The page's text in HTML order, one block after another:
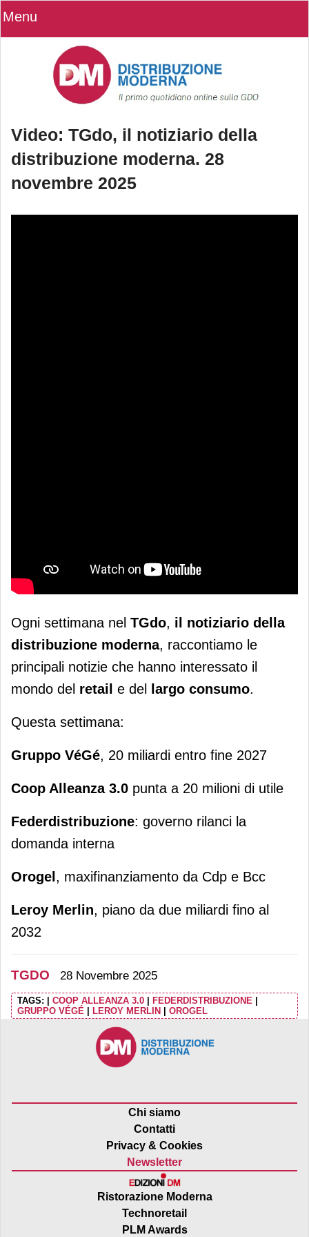
Menu
Video: TGdo, il notiziario della
distribuzione moderna. 28
novembre 2025
Video: TGdo, il notiziario della
Ogni settimana nel TGdo, il notiziario della
distribuzione moderna, raccontiamo le
principali notizie che hanno interessato il
mondo del retail e del largo consumo.
Questa settimana:
Gruppo VéGé, 20 miliardi entro fine 2027
Coop Alleanza 3.0 punta a 20 milioni di utile
Federdistribuzione: governo rilanci la
domanda interna
Orogel , maxifinanziamento da Cdp e Bcc
Leroy Merlin, piano da due miliardi fino al
2032
TGDO 28 Novembre 2025
TAGS: COOP ALLEANZA 3.0 FEDERDISTRIBUZIONE
GRUPPO VÉGÉ
LEROY MERLIN OROGEL
Chi siamo
Contatti
Privacy & Cookies
Newsletter
Ristorazione Moderna
Technoretail
PLM Awards